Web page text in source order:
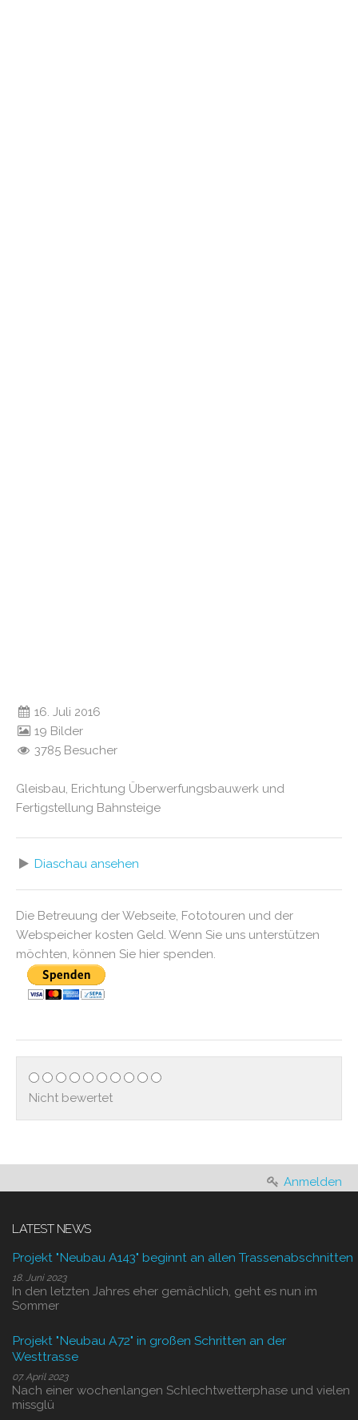
16. Juli 2016
19 Bilder
3785 Besucher
Gleisbau, Erichtung Überwerfungsbauwerk und
Fertigstellung Bahnsteige
Diaschau ansehen
Die Betreuung der Webseite, Fototouren und der
Webspeicher kosten Geld. Wenn Sie uns unterstützen
möchten, können Sie hier spenden.
Nicht bewertet
Anmelden
LATEST NEWS
Projekt "Neubau A143" beginnt an allen Trassenabschnitten
18. Juni 2023
In den letzten Jahres eher gemächlich, geht es nun im
Sommer
Projekt "Neubau A72" in großen Schritten an der
Westtrasse
07. April 2023
Nach einer wochenlangen Schlechtwetterphase und vielen
missglü